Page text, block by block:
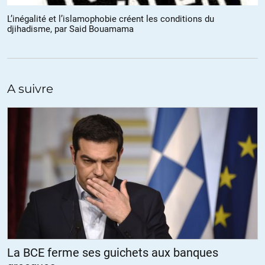
+25 ALERTER
On n’est même pas surs d’en avoir encore pour longtemps…sans
se taisent, se recroquevillent sur leur noyau familial et que la
solidarité devient secrète mais qu »elle ne cesse d’exister . Pour
tous les enseignants qu ont signalé, combien ont su se taire et
protéger les enfants ? Beaucoup plus dans le second cas, très
certainement. Et ceux qui ont balancé l’ont fait plus par
maladresse et naïveté dont ils se repentent déjà. Non ?
Il va falloir de pus en plus « lire en filigrane. »..
ALERTER
06.02.2015 à 15h59
L’inégalité et l’islamophobie créent les conditions du
djihadisme, par Said Bouamama
A suivre
La BCE ferme ses guichets aux banques